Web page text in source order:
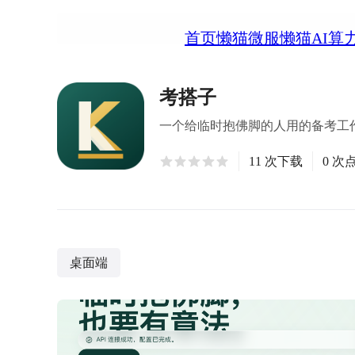
首页懒猫微服懒猫AI算
考搭子
一个给临时抱佛脚的人用的备考工
11 次下载 0 次
桌面端